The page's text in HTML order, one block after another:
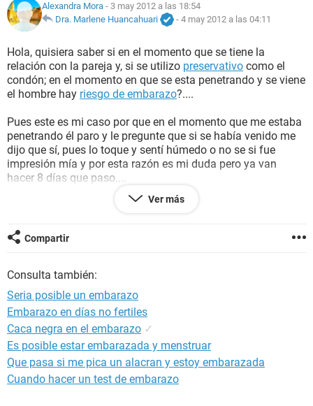
NUTRICIÓN
BIENESTAR
SEXUALIDAD
GLOSARIO
Alexandra Mora - 3 may 2012 a las 18:54
Dra. Marlene Huancahuari
- 4 may 2012 a las 04:11
Hola, quisiera saber si en el momento que se tiene la
relación con la pareja y, si se utilizo preservativo como el
condón; en el momento en que se esta penetrando y se viene
el hombre hay riesgo de embarazo?....
Pues este es mi caso por que en el momento que me estaba
penetrando él paro y le pregunte que si se había venido me
dijo que sí, pues lo toque y sentí húmedo o no se si fue
impresión mía y por esta razón es mi duda pero ya van
hacer 8 días que paso....
De nuevo muchas gracias por tu respuesta, me serviría de
Ver más
Compartir
Consulta también:
Seria posible un embarazo
Embarazo en días no fertiles
Caca negra en el embarazo ✓
Es posible estar embarazada y menstruar
Que pasa si me pica un alacran y estoy embarazada
Cuando hacer un test de embarazo